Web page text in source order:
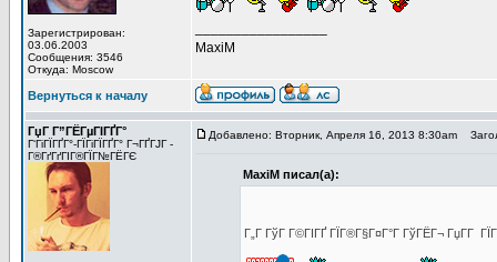
Зарегистрирован:
03.06.2003
Сообщения: 3546
Откуда: Moscow
MaxiM
Вернуться к началу
ГџГ­ Г”ГЁГµГІГҐГ°
Г‘ГіГЇГҐГ°-ГЇГіГЇГҐГ° Г¬ГҐГЈГ -
Г®ГґГґГІГ®ГЇГ№ГЁГЄ
Добавлено: Вторник, Апреля 16, 2013 8:30am
MaxiM писал(а):
Г„Г ГўГ Г©ГІГҐ ГЇГ®Г§Г¤Г°Г ГўГЁГ¬ ГџГ­Г